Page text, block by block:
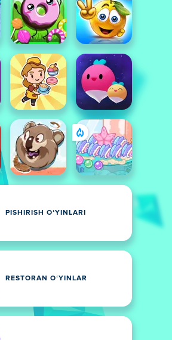
PISHIRISH OʻYINLARI
RESTORAN OʻYINLAR